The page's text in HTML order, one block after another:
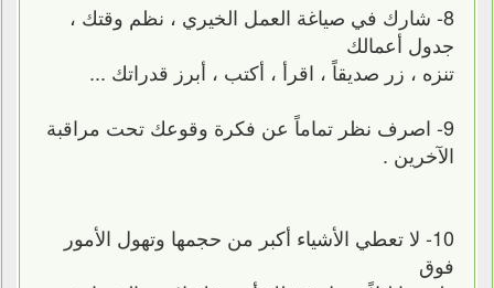
8- شارك في صياغة العمل الخيري ، نظم وقتك ،
جدول أعمالك
تنزه ، زر صديقاً ، اقرأ ، أكتب ، أبرز قدراتك ...
9- اصرف نظر تماماً عن فكرة وقوعك تحت مراقبة
الآخرين .
10- لا تعطي الأشياء أكبر من حجمها وتهول الأمور
فوق